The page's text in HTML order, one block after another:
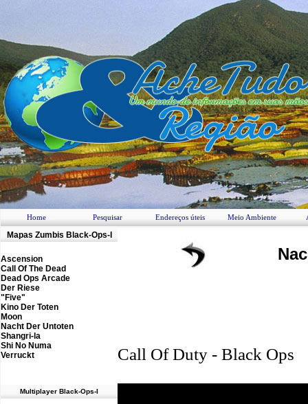
Home Pesquisar Endereços úteis Meio Ambiente
Mapas Zumbis Black-Ops-I
Ascension
Call Of The Dead
Dead Ops Arcade
Der Riese
"Five"
Kino Der Toten
Moon
Nacht Der Untoten
Shangri-la
Shi No Numa
Verruckt
Multiplayer Black-Ops-I
Call Of Duty - Black Ops